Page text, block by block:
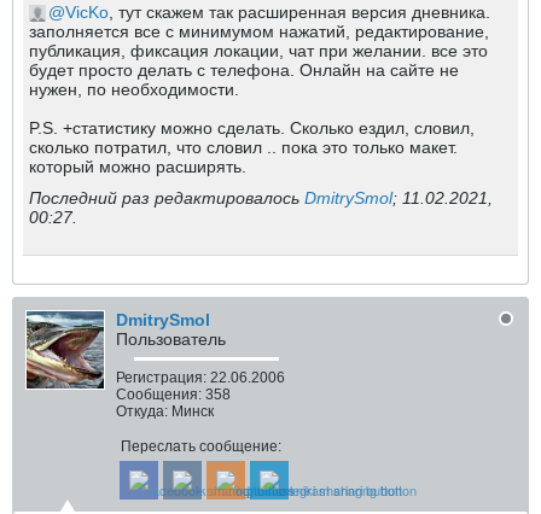
VicKo , тут скажем так расширенная версия дневника.
заполняется все с минимумом нажатий, редактирование,
публикация, фиксация локации, чат при желании. все это
будет просто делать с телефона. Онлайн на сайте не
нужен, по необходимости.
P.S. +статистику можно сделать. Сколько ездил, словил,
сколько потратил, что словил .. пока это только макет.
который можно расширять.
Последний раз редактировалось DmitrySmol; 11.02.2021,
00:27.
DmitrySmol
Пользователь
Регистрация: 22.06.2006
Сообщения: 358
Откуда: Минск
Переслать сообщение: